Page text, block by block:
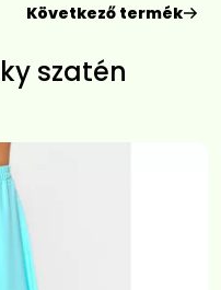
Következő termék
szatén